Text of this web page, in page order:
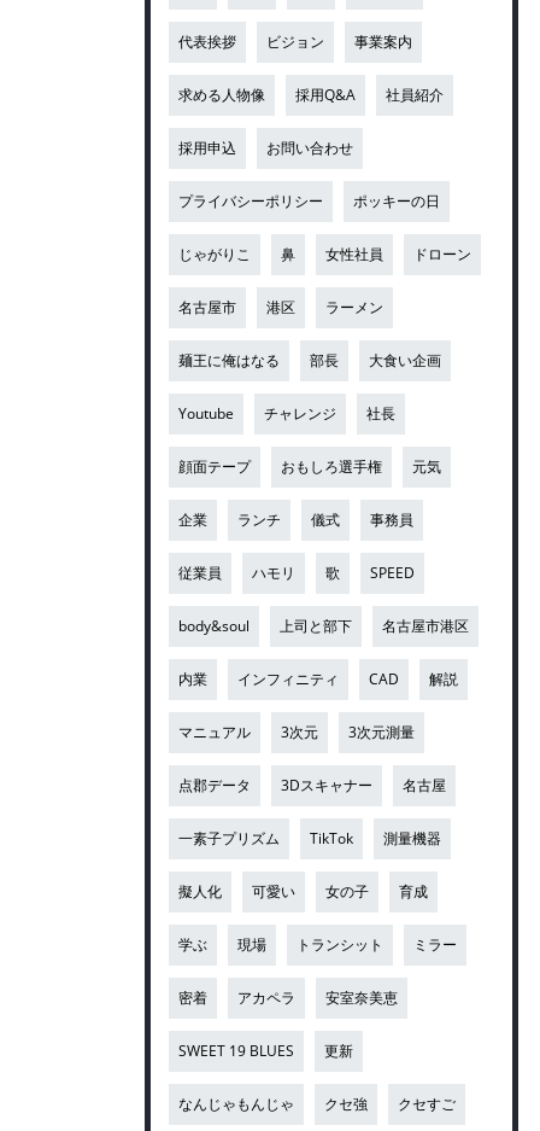
代表挨拶 ビジョン 事業案内
求める人物像 採用Q&A 社員紹介
採用申込 お問い合わせ
プライバシーポリシー ポッキーの日
じゃがりこ 鼻 女性社員 ドローン
名古屋市 港区 ラーメン
麺王に俺はなる 部長 大食い企画
Youtube チャレンジ 社長
顔面テープ おもしろ選手権 元気
企業 ランチ 儀式 事務員
従業員 ハモリ 歌 SPEED
body&soul 上司と部下 名古屋市港区
内業 インフィニティ CAD 解説
マニュアル 3次元 3次元測量
点郡データ 3Dスキャナー 名古屋
一素子プリズム TikTok 測量機器
擬人化 可愛い 女の子 育成
学ぶ 現場 トランシット ミラー
密着 アカペラ 安室奈美恵
SWEET 19 BLUES 更新
なんじゃもんじゃ クセ強 クセすご